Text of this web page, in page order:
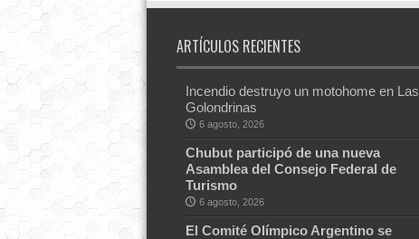
ARTÍCULOS RECIENTES
Incendio destruyo un motohome en Las
Golondrinas
6 agosto, 2026
Chubut participó de una nueva
Asamblea del Consejo Federal de
Turismo
6 agosto, 2026
El Comité Olímpico Argentino se